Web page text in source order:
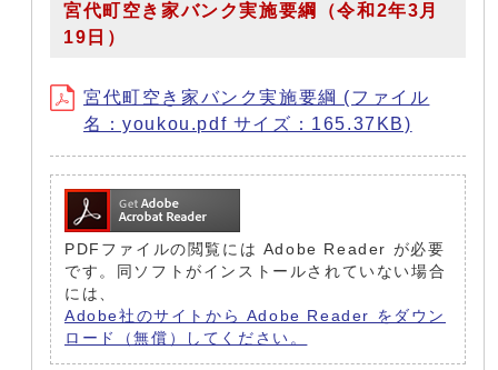
宮代町空き家バンク実施要綱（令和2年3月
19日）
宮代町空き家バンク実施要綱 (ファイル
名：youkou.pdf サイズ：165.37KB)
PDFファイルの閲覧には Adobe Reader が必要
です。同ソフトがインストールされていない場合
には、
Adobe社のサイトから Adobe Reader をダウン
ロード（無償）してください。